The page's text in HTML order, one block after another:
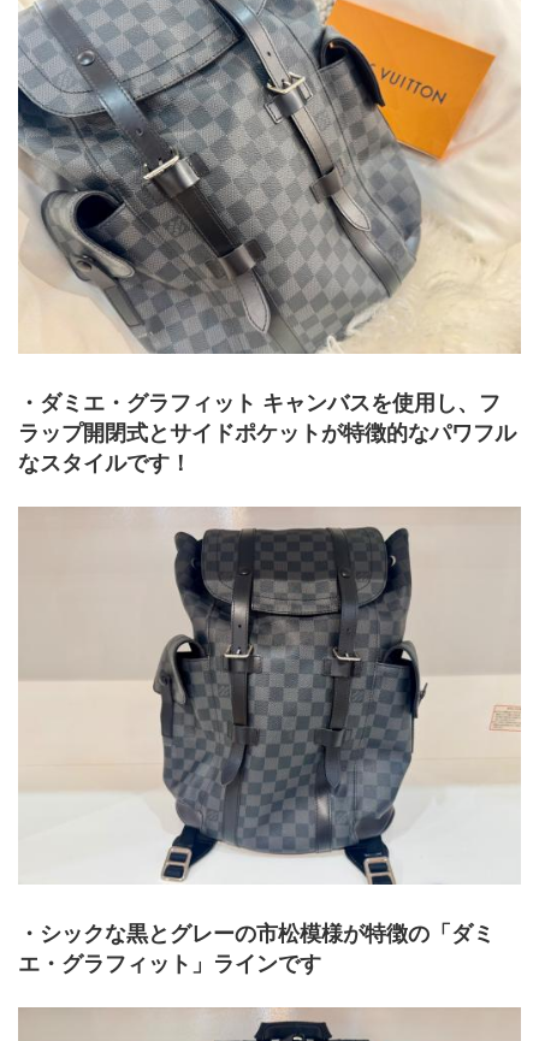
・ダミエ・グラフィット キャンバスを使用し、フ
ラップ開閉式とサイドポケットが特徴的なパワフル
なスタイルです！
・シックな黒とグレーの市松模様が特徴の「ダミ
エ・グラフィット」ラインです